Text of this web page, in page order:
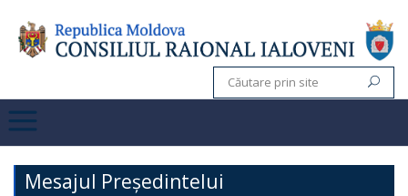
Mesajul Președintelui